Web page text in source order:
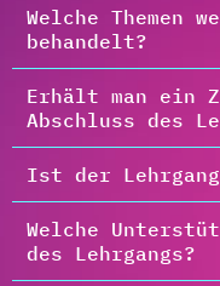
Welche Themen
behandelt?
Erhält man ein
Abschluss des
Ist der
Welche
des Lehrgangs?